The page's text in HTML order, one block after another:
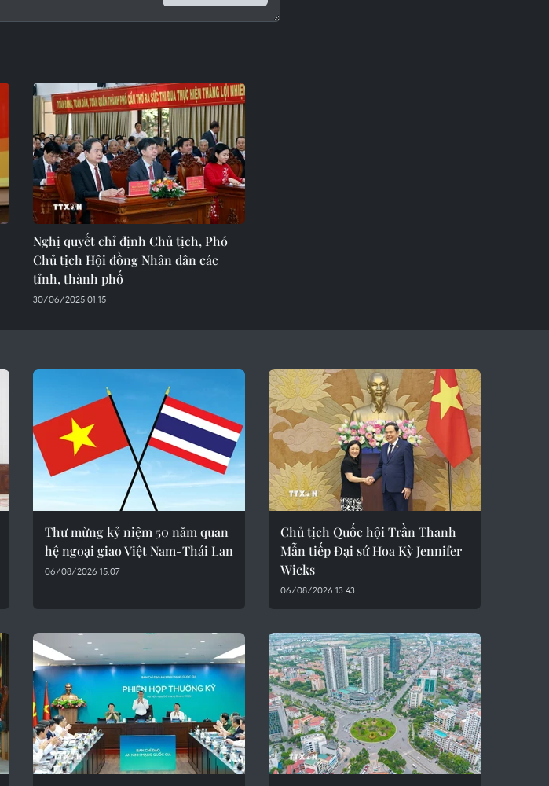
Nghị quyết chỉ định Chủ tịch, Phó
Chủ tịch Hội đồng Nhân dân các
tỉnh, thành phố
30/06/2025 01:15
Thư mừng kỷ niệm 50 năm quan
hệ ngoại giao Việt Nam-Thái Lan
06/08/2026 15:07
Chủ tịch Quốc hội Trần Thanh
Mẫn tiếp Đại sứ Hoa Kỳ Jennifer
Wicks
06/08/2026 13:43